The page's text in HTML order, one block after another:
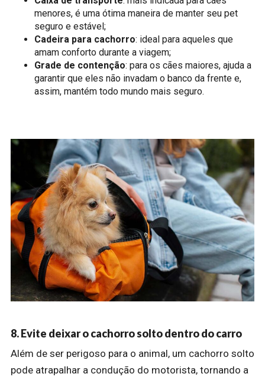
menores, é uma ótima maneira de manter seu pet
seguro e estável;
Cadeira para cachorro: ideal para aqueles que
amam conforto durante a viagem;
Grade de contenção: para os cães maiores, ajuda a
garantir que eles não invadam o banco da frente e,
assim, mantém todo mundo mais seguro.
8. Evite deixar o cachorro solto dentro do carro
Além de ser perigoso para o animal, um cachorro solto
pode atrapalhar a condução do motorista, tornando a